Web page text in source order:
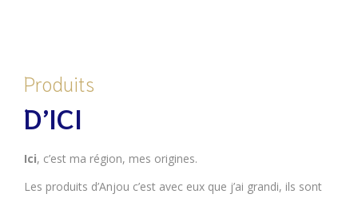
Produits
D’ICI
Ici, c’est ma région, mes origines.
Les produits d’Anjou c’est avec eux que j’ai grandi, ils sont